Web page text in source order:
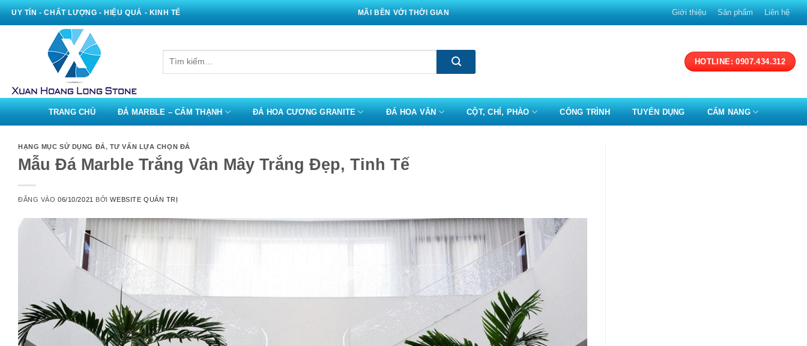
Bỏ
UY TÍN - CHẤT LƯỢNG - HIỆU QUẢ - KINH TẾ MÃI BỀN VỚI THỜI GIAN Giới thiệu Sản phẩm Liên hệ
kiếm:
HOTLINE: 0907.434.312
TRANG CHỦ ĐÁ MARBLE – CẨM THẠNH ĐÁ HOA CƯƠNG GRANITE ĐÁ HOA VĂN CỘT, CHỈ, PHÀO CÔNG TRÌNH TUYỂN DỤNG CẨM NANG
HẠNG MỤC SỬ DỤNG ĐÁ, TƯ VẤN LỰA CHỌN ĐÁ
Mẫu Đá Marble Trắng Vân Mây Trắng Đẹp, Tinh Tế
ĐĂNG VÀO06/10/2021 BỞIWEBSITE QUẢN TRỊ